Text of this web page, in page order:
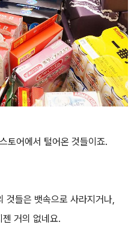
토어에서 털어온 것들이죠.
것들은 뱃속으로 사라지거나,
거의 없네요.